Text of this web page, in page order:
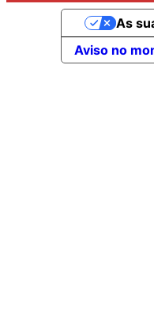
Aviso no
As